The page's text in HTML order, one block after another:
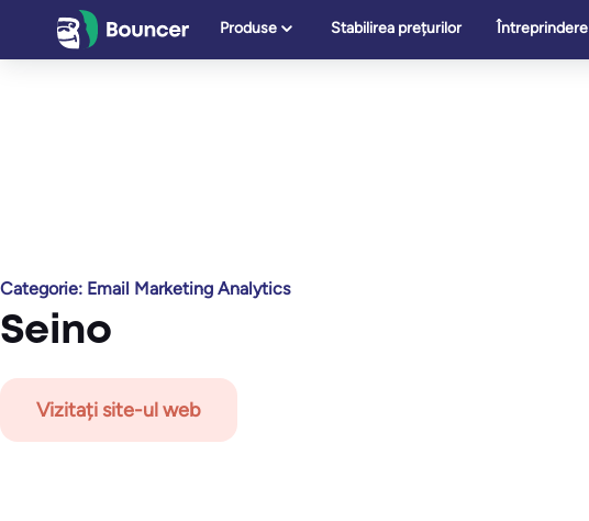
Produse Stabilirea prețurilor Întreprindere
Categorie: Email Marketing Analytics
Seino
Vizitați site-ul web